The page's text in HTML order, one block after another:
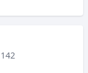
142